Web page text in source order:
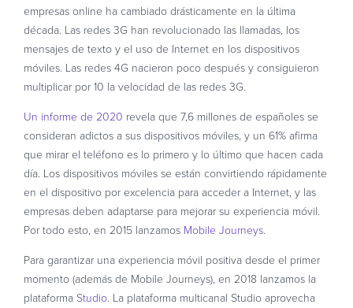
empresas online ha cambiado drásticamente en la última
década. Las redes 3G han revolucionado las llamadas, los
mensajes de texto y el uso de Internet en los dispositivos
móviles. Las redes 4G nacieron poco después y consiguieron
multiplicar por 10 la velocidad de las redes 3G.
Un informe de 2020 revela que 7,6 millones de españoles se
consideran adictos a sus dispositivos móviles, y un 61% afirma
que mirar el teléfono es lo primero y lo último que hacen cada
día. Los dispositivos móviles se están convirtiendo rápidamente
en el dispositivo por excelencia para acceder a Internet, y las
empresas deben adaptarse para mejorar su experiencia móvil.
Por todo esto, en 2015 lanzamos Mobile Journeys.
Para garantizar una experiencia móvil positiva desde el primer
momento (además de Mobile Journeys), en 2018 lanzamos la
plataformaStudio. La plataforma multicanal Studio aprovecha